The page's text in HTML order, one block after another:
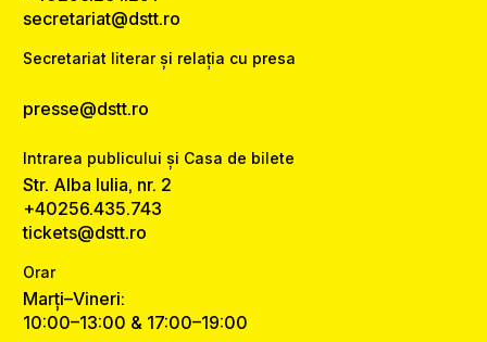
secretariat@dstt.ro
Secretariat literar și relația cu presa
presse@dstt.ro
Intrarea publicului și Casa de bilete
Str. Alba Iulia, nr. 2
+40256.435.743
tickets@dstt.ro
Orar
Marți–Vineri:
10:00–13:00 & 17:00–19:00